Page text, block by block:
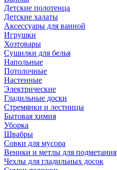
Детские полотенца
Детские халаты
Аксессуары для ванной
Игрушки
Хозтовары
Сушилки для белья
Напольные
Потолочные
Настенные
Электрические
Гладильные доски
Стремянки и лестницы
Бытовая химия
Уборка
Швабры
Совки для мусора
Веники и метлы для подметания
Чехлы для гладильных досок